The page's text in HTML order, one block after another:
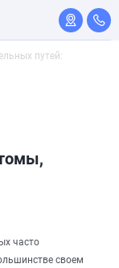
путей:
часто
своем